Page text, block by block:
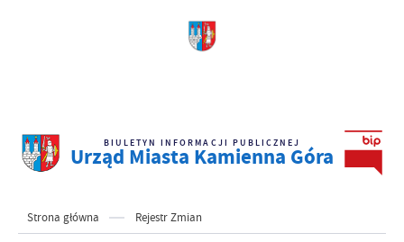
BIULETYN INFORMACJI PUBLICZNEJ
Urząd Miasta Kamienna Góra
Strona główna Rejestr Zmian